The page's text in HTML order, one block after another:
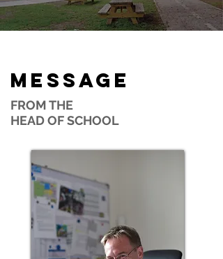
MESSAGE
FROM THE
HEAD OF SCHOOL